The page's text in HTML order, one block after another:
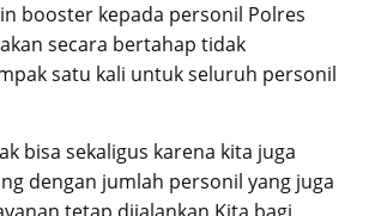
booster kepada personil Polres
secara bertahap tidak
satu kali untuk seluruh personil
bisa sekaligus karena kita juga
dengan jumlah personil yang juga